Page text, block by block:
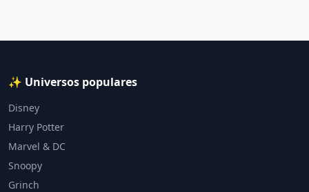
✨ Universos populares
Disney
Harry Potter
Marvel & DC
Snoopy
Grinch